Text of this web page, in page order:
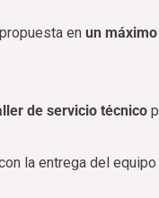
en un
de servicio técnico
la entrega del